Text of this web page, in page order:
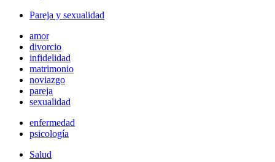
Pareja y sexualidad
amor
divorcio
infidelidad
matrimonio
noviazgo
pareja
sexualidad
enfermedad
psicología
Salud